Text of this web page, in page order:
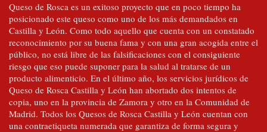
Queso de Rosca es un exitoso proyecto que en poco tiempo ha
posicionado este queso como uno de los más demandados en
Castilla y León. Como todo aquello que cuenta con un constatado
reconocimiento por su buena fama y con una gran acogida entre el
público, no está libre de las falsificaciones con el consiguiente
riesgo que eso puede suponer para la salud al tratarse de un
producto alimenticio. En el último año, los servicios jurídicos de
Queso de Rosca Castilla y León han abortado dos intentos de
copia, uno en la provincia de Zamora y otro en la Comunidad de
Madrid. Todos los Quesos de Rosca Castilla y León cuentan con
una contraetiqueta numerada que garantiza de forma segura y